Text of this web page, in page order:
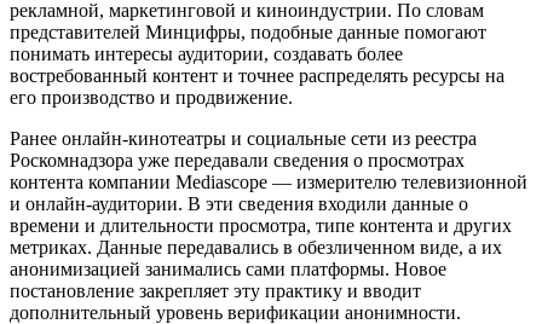
рекламной, маркетинговой и киноиндустрии. По словам
представителей Минцифры, подобные данные помогают
понимать интересы аудитории, создавать более
востребованный контент и точнее распределять ресурсы на
его производство и продвижение.
Ранее онлайн-кинотеатры и социальные сети из реестра
Роскомнадзора уже передавали сведения о просмотрах
контента компании Mediascope — измерителю телевизионной
и онлайн-аудитории. В эти сведения входили данные о
времени и длительности просмотра, типе контента и других
метриках. Данные передавались в обезличенном виде, а их
анонимизацией занимались сами платформы. Новое
постановление закрепляет эту практику и вводит
дополнительный уровень верификации анонимности.